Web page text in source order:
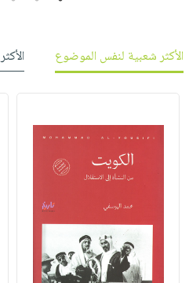
الأكثر شعبية لنفس الموضوع